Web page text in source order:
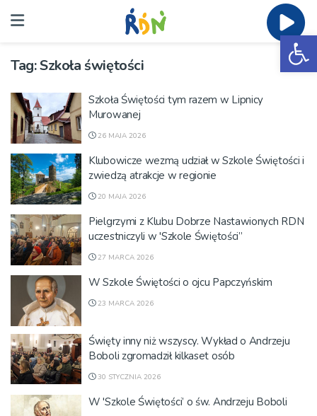
Tag:Szkoła świętości
Szkoła Świętości tym razem w Lipnicy
Murowanej
26 MAJA 2026
Klubowicze wezmą udział w Szkole Świętości i
zwiedzą atrakcje w regionie
20 MAJA 2026
Pielgrzymi z Klubu Dobrze Nastawionych RDN
uczestniczyli w 'Szkole Świętości”
27 MARCA 2026
W Szkole Świętości o ojcu Papczyńskim
23 MARCA 2026
Święty inny niż wszyscy. Wykład o Andrzeju
Boboli zgromadził kilkaset osób
30 STYCZNIA 2026
W 'Szkole Świętości’ o św. Andrzeju Boboli